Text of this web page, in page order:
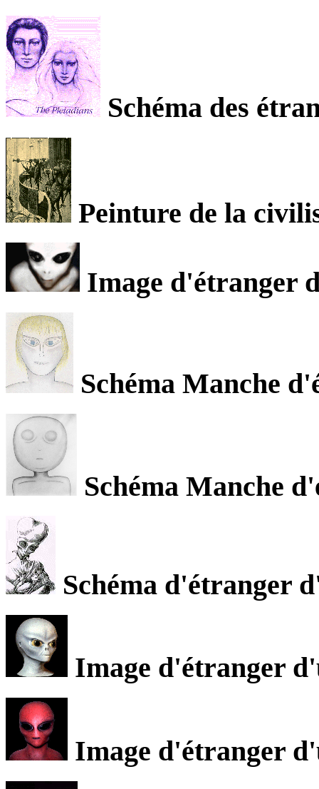
Schéma des
Peinture de la
Image d'étranger
Schéma Manche
Schéma Manche
Schéma d'étranger
Image d'étranger
Image d'étranger